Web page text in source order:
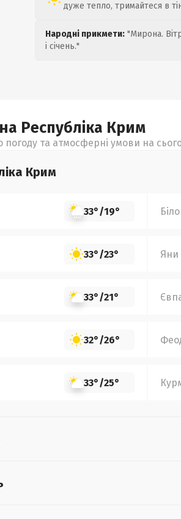
дуже тепло, тримайтеся в
Народні прикмети: "Мирона.
і січень."
Республіка Крим
та атмосферні умови на
Крим
33°/19°
33°/23° Яни
33°/21°
32°/26°
33°/25°